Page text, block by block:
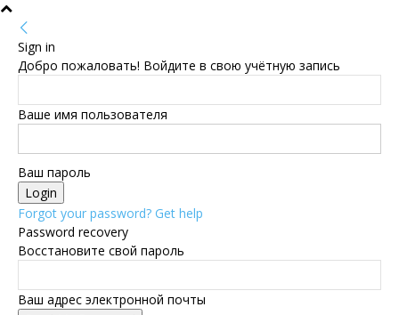
Sign in
Добро пожаловать! Войдите в свою учётную запись
Ваше имя пользователя
Ваш пароль
Forgot your password? Get help
Password recovery
Восстановите свой пароль
Ваш адрес электронной почты